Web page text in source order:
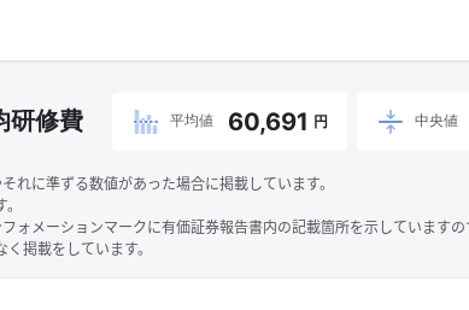
研修費 平均値 60,691 円 中央値
れに準ずる数値があった場合に掲載しています。
ォメーションマークに有価証券報告書内の記載箇所を示していますの
掲載をしています。